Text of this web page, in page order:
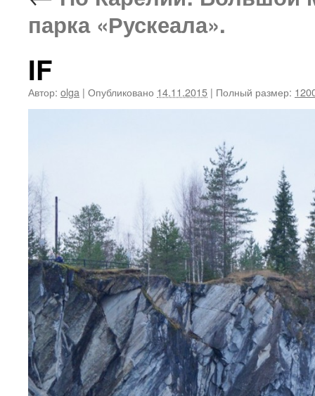
парка «Рускеала».
IF
Автор: olga | Опубликовано 14.11.2015 | Полный размер: